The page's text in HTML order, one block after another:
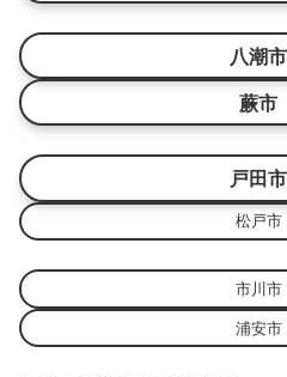
八潮市
蕨市
戸田市
松戸市
市川市
浦安市